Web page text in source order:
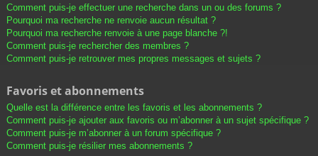
Comment puis-je effectuer une recherche dans un ou des forums ?
Pourquoi ma recherche ne renvoie aucun résultat ?
Pourquoi ma recherche renvoie à une page blanche ?!
Comment puis-je rechercher des membres ?
Comment puis-je retrouver mes propres messages et sujets ?
Favoris et abonnements
Quelle est la différence entre les favoris et les abonnements ?
Comment puis-je ajouter aux favoris ou m’abonner à un sujet spécifique ?
Comment puis-je m’abonner à un forum spécifique ?
Comment puis-je résilier mes abonnements ?